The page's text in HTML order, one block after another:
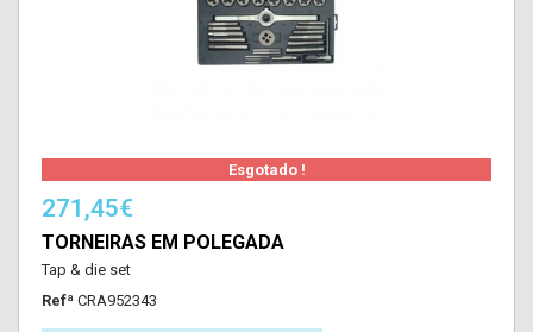
Esgotado !
271,45€
TORNEIRAS EM POLEGADA
Tap & die set
Refª CRA952343